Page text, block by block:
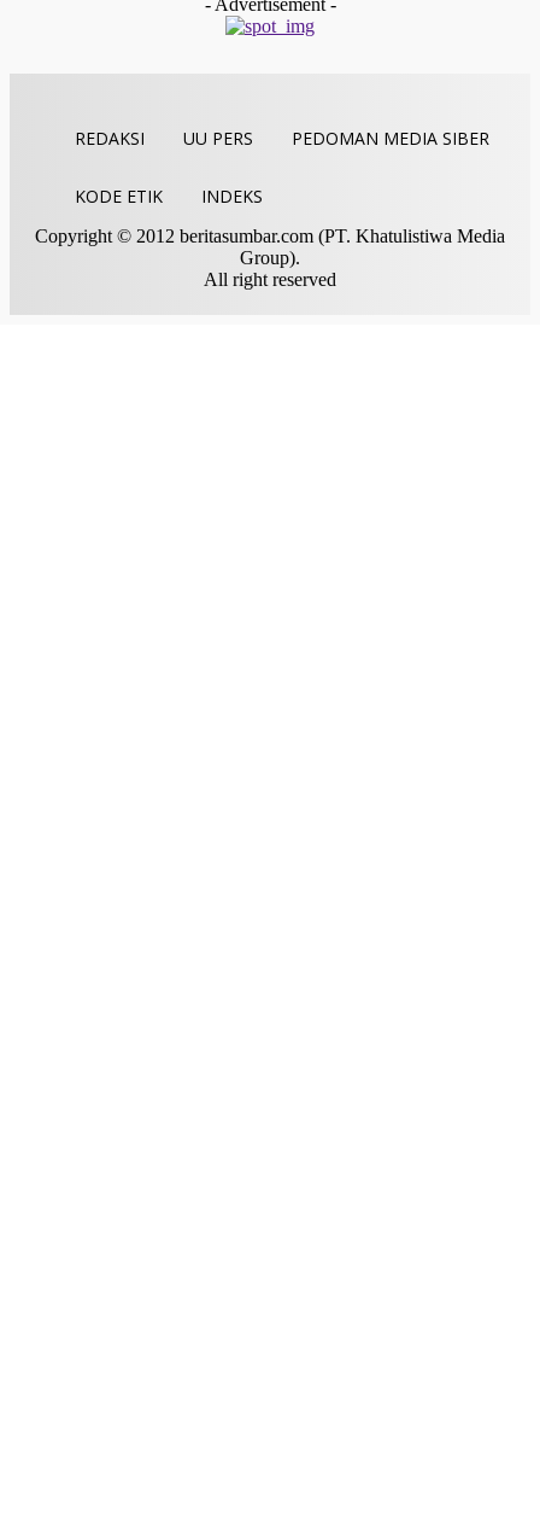
- Advertisement -
REDAKSI UU PERS PEDOMAN MEDIA SIBER
KODE ETIK INDEKS
Copyright © 2012 beritasumbar.com (PT. Khatulistiwa Media
Group).
All right reserved